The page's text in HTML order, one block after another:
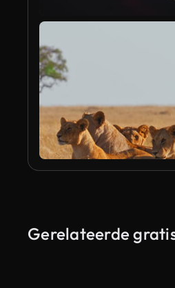
Gerelateerde